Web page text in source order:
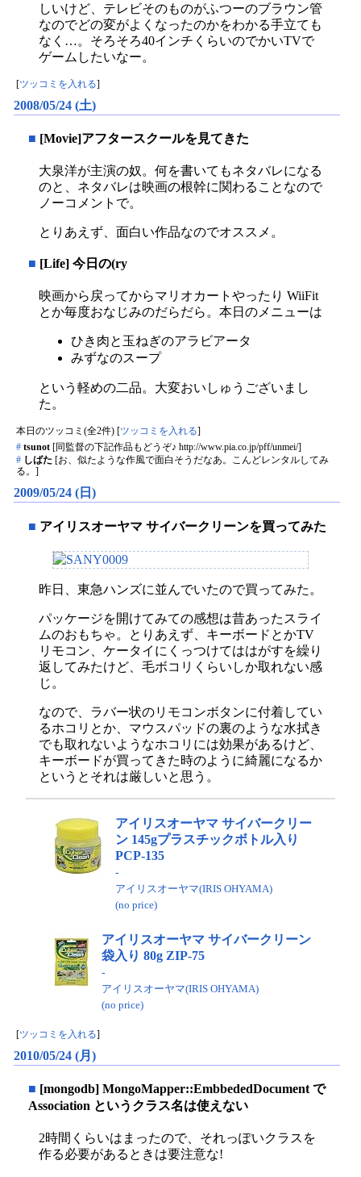
しいけど、テレビそのものがふつーのブラウン管
なのでどの変がよくなったのかをわかる手立ても
なく…。そろそろ40インチくらいのでかいTVで
ゲームしたいなー。
[ツッコミを入れる]
2008/05/24 (土)
■ [Movie]アフタースクールを見てきた
大泉洋が主演の奴。何を書いてもネタバレになる
のと、ネタバレは映画の根幹に関わることなので
ノーコメントで。
とりあえず、面白い作品なのでオススメ。
■ [Life] 今日の(ry
映画から戻ってからマリオカートやったり WiiFit
とか毎度おなじみのだらだら。本日のメニューは
ひき肉と玉ねぎのアラビアータ
みずなのスープ
という軽めの二品。大変おいしゅうございまし
た。
本日のツッコミ(全2件) [ ツッコミを入れる
# tsunot [同監督の下記作品もどうぞ♪ http://www.pia.co.jp/pff/unmei/]
# しばた
[お、似たような作風で面白そうだなあ。こんどレンタルしてみ
る。]
2009/05/24 (日)
■ アイリスオーヤマ サイバークリーンを買ってみた
昨日、東急ハンズに並んでいたので買ってみた。
パッケージを開けてみての感想は昔あったスライ
ムのおもちゃ。とりあえず、キーボードとかTV
リモコン、ケータイにくっつけてははがすを繰り
返してみたけど、毛ボコリくらいしか取れない感
じ。
なので、ラバー状のリモコンボタンに付着してい
るホコリとか、マウスパッドの裏のような水拭き
でも取れないようなホコリには効果があるけど、
キーボードが買ってきた時のように綺麗になるか
というとそれは厳しいと思う。
アイリスオーヤマ サイバークリー
ン 145gプラスチックボトル入り
PCP-135
-
アイリスオーヤマ(IRIS OHYAMA)
(no price)
アイリスオーヤマ サイバークリーン
袋入り 80g ZIP-75
-
アイリスオーヤマ(IRIS OHYAMA)
(no price)
[ツッコミを入れる]
2010/05/24 (月)
■ [mongodb] MongoMapper::EmbbededDocument で
Association というクラス名は使えない
2時間くらいはまったので、それっぽいクラスを
作る必要があるときは要注意な!